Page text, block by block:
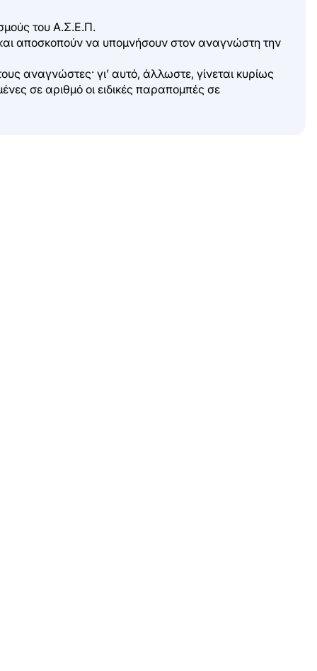
του Α.Σ.Ε.Π.
αποσκοπούν να υπομνήσουν στον αναγνώστη την
αναγνώστες· γι’ αυτό, άλλωστε, γίνεται κυρίως
σε αριθμό οι ειδικές παραπομπές σε